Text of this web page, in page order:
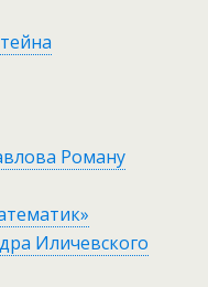
Роману
Иличевского